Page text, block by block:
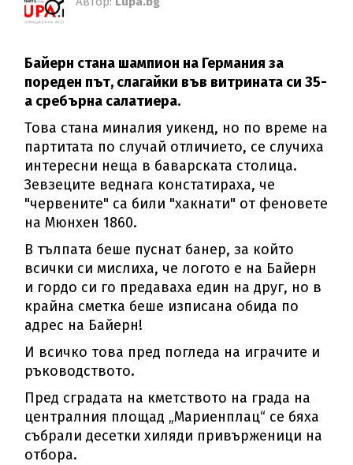
Байерн стана шампион на Германия за
пореден път, слагайки във витрината си 35-
а сребърна салатиера.
Това стана миналия уикенд, но по време на
партитата по случай отличието, се случиха
интересни неща в баварската столица.
Зевзеците веднага констатираха, че
"червените" са били "хакнати" от феновете
на Мюнхен 1860.
В тълпата беше пуснат банер, за който
всички си мислиха, че логото е на Байерн
и гордо си го предаваха един на друг, но в
крайна сметка беше изписана обида по
адрес на Байерн!
И всичко това пред погледа на играчите и
ръководството.
Пред сградата на кметството на града на
централния площад „Мариенплац“ се бяха
събрали десетки хиляди привърженици на
отбора.